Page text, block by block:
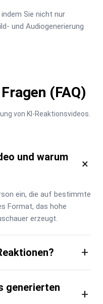
Sie nicht nur
und Audiogenerierung
(FAQ)
von KI-Reaktionsvideos.
und warum
×
ein, die auf bestimmte
Format, das hohe
erzeugt.
+
generierten
+